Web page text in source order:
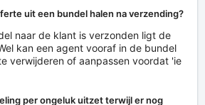
uit een bundel halen na verzending?
naar de klant is verzonden ligt de
kan een agent vooraf in de bundel
verwijderen of aanpassen voordat 'ie
per ongeluk uitzet terwijl er nog